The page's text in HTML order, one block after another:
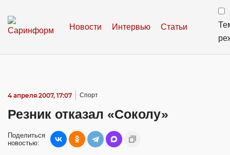
Новости Интервью Статьи
4 апреля 2007, 17:07 Спорт
Резник отказал «Соколу»
Поделиться
новостью: